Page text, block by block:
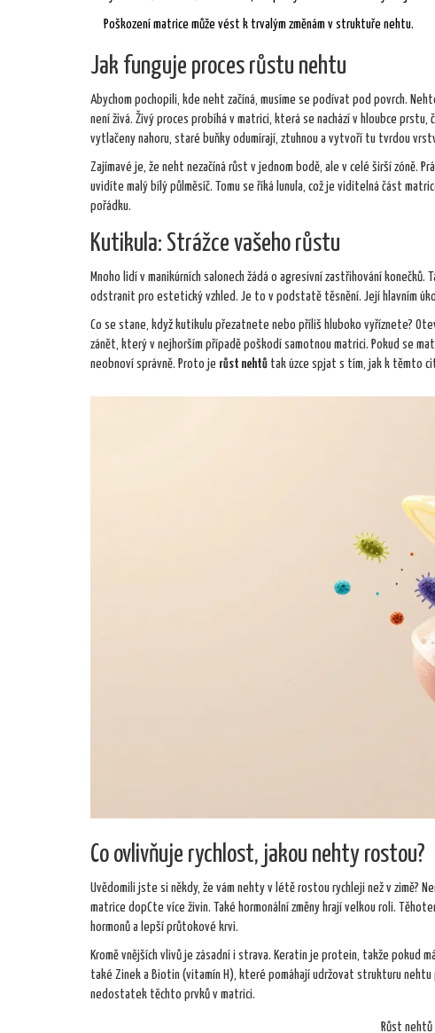
Poškození matrice může vést k trvalým změnám v struktuře nehtu.
Jak funguje proces růstu nehtu
Abychom pochopili, kde neht začíná, musíme se podívat pod povrch.
není živá. Živý proces probíhá v matrici, která se nachází v hloubce
vytlačeny nahoru, staré buňky odumírají, ztuhnou a vytvoří tu tvrdou
Zajímavé je, že neht nezačíná růst v jednom bodě, ale v celé širší zóně.
uvidíte malý bílý půlměsíč. Tomu se říká lunula , což je viditelná část
pořádku.
Kutikula: Strážce vašeho růstu
Mnoho lidí v manikúrních salonech žádá o agresivní zastřihování konečků.
odstranit pro estetický vzhled. Je to v podstatě těsnění. Její hlavním
Co se stane, když kutikulu přezatnete nebo příliš hluboko vyříznete?
zánět, který v nejhorším případě poškodí samotnou matrici. Pokud se
neobnoví správně. Proto je růst nehtů tak úzce spjat s tím, jak k těmto
Co ovlivňuje rychlost, jakou nehty rostou?
Uvědomili jste si někdy, že vám nehty v létě rostou rychleji než v zimě?
matrice dopCte více živin. Také hormonální změny hrají velkou roli.
hormonů a lepší průtokové krvi.
Kromě vnějších vlivů je zásadní i strava. Keratin je protein, takže
také Zinek a Biotin (vitamín H), které pomáhají udržovat strukturu
nedostatek těchto prvků v matrici.
Růst